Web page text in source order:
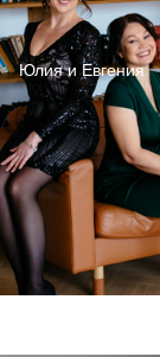
Юлия и Евгения